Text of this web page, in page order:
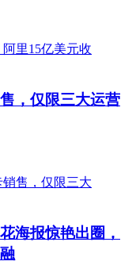
，仅限三大运营
海报惊艳出圈，